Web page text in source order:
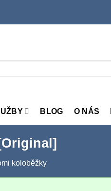
BLOG O NÁS
koloběžky